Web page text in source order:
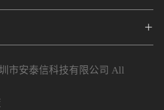
市安泰信科技有限公司 All